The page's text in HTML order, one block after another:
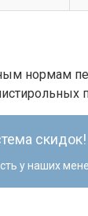
нормам
скидок!
у наших